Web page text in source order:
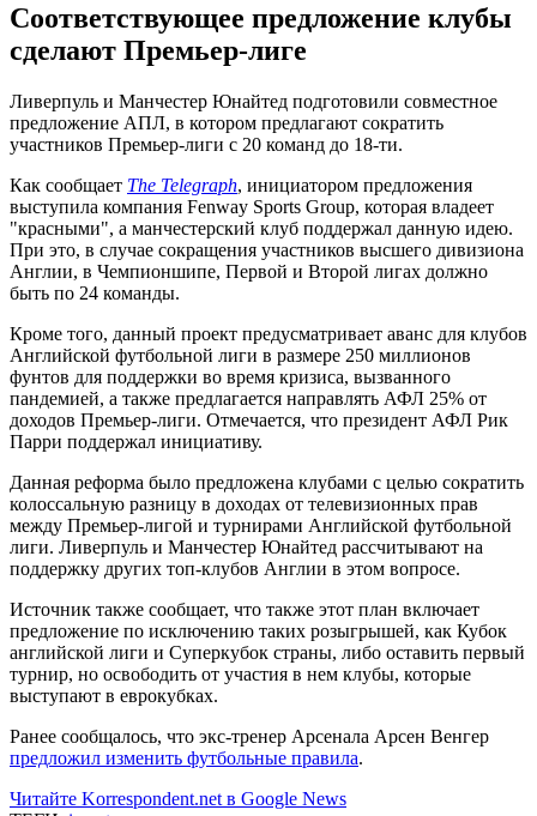
Соответствующее предложение клубы
сделают Премьер-лиге
Ливерпуль и Манчестер Юнайтед подготовили совместное
предложение АПЛ, в котором предлагают сократить
участников Премьер-лиги с 20 команд до 18-ти.
Как сообщает The Telegraph, инициатором предложения
выступила компания Fenway Sports Group, которая владеет
"красными", а манчестерский клуб поддержал данную идею.
При это, в случае сокращения участников высшего дивизиона
Англии, в Чемпионшипе, Первой и Второй лигах должно
быть по 24 команды.
Кроме того, данный проект предусматривает аванс для клубов
Английской футбольной лиги в размере 250 миллионов
фунтов для поддержки во время кризиса, вызванного
пандемией, а также предлагается направлять АФЛ 25% от
доходов Премьер-лиги. Отмечается, что президент АФЛ Рик
Парри поддержал инициативу.
Данная реформа было предложена клубами с целью сократить
колоссальную разницу в доходах от телевизионных прав
между Премьер-лигой и турнирами Английской футбольной
лиги. Ливерпуль и Манчестер Юнайтед рассчитывают на
поддержку других топ-клубов Англии в этом вопросе.
Источник также сообщает, что также этот план включает
предложение по исключению таких розыгрышей, как Кубок
английской лиги и Суперкубок страны, либо оставить первый
турнир, но освободить от участия в нем клубы, которые
выступают в еврокубках.
Ранее сообщалось, что экс-тренер Арсенала Арсен Венгер
предложил изменить футбольные правила.
Читайте Korrespondent.net в Google News